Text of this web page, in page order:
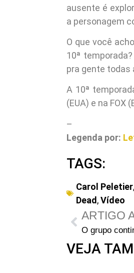
ausente é
a personagem
O que você
10ª
pra gente todas
A 10ª
(EUA) e na FOX
–
Legenda por:
TAGS:
Carol Peletier,
Dead ,Vídeo
ARTIGO
VEJA